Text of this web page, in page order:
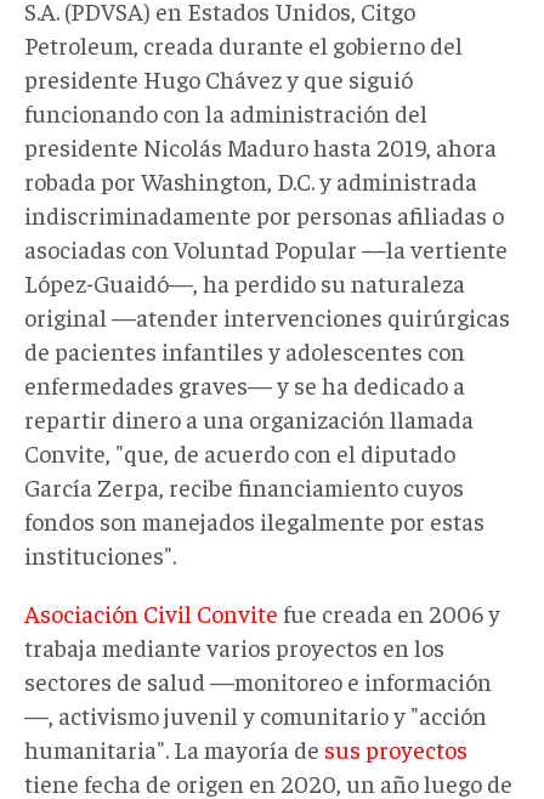
S.A. (PDVSA) en Estados Unidos, Citgo
Petroleum, creada durante el gobierno del
presidente Hugo Chávez y que siguió
funcionando con la administración del
presidente Nicolás Maduro hasta 2019, ahora
robada por Washington, D.C. y administrada
indiscriminadamente por personas afiliadas o
asociadas con Voluntad Popular —la vertiente
López-Guaidó—, ha perdido su naturaleza
original —atender intervenciones quirúrgicas
de pacientes infantiles y adolescentes con
enfermedades graves— y se ha dedicado a
repartir dinero a una organización llamada
Convite, "que, de acuerdo con el diputado
García Zerpa, recibe financiamiento cuyos
fondos son manejados ilegalmente por estas
instituciones".
Asociación Civil Convite fue creada en 2006 y
trabaja mediante varios proyectos en los
sectores de salud —monitoreo e información
—, activismo juvenil y comunitario y "acción
humanitaria". La mayoría de sus proyectos
tiene fecha de origen en 2020, un año luego de